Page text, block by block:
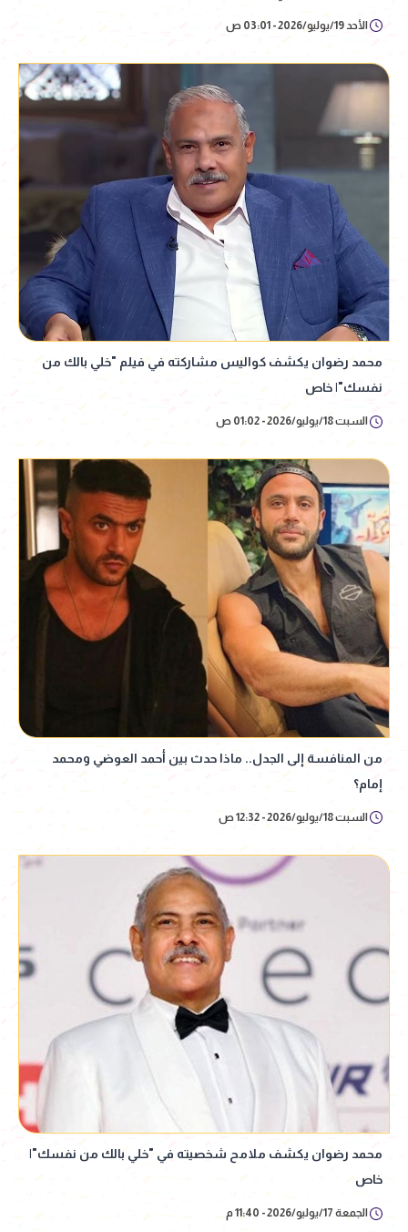
الأحد 19/يوليو/2026 - 03:01 ص
محمد رضوان يكشف كواليس مشاركته في فيلم "خلي بالك من
نفسك"| خاص
السبت 18/يوليو/2026 - 01:02 ص
من المنافسة إلى الجدل.. ماذا حدث بين أحمد العوضي ومحمد
إمام؟
السبت 18/يوليو/2026 - 12:32 ص
محمد رضوان يكشف ملامح شخصيته في "خلي بالك من نفسك"|
خاص
الجمعة 17/يوليو/2026 - 11:40 م